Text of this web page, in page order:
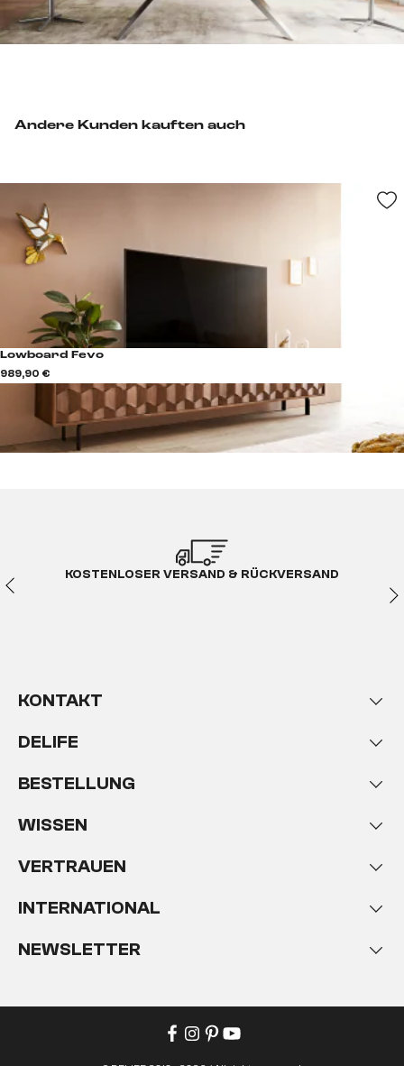
Andere Kunden kauften auch
Lowboard Fevo
989,90 €
KOSTENLOSER VERSAND & RÜCKVERSAND
KONTAKT
DELIFE
BESTELLUNG
WISSEN
VERTRAUEN
INTERNATIONAL
NEWSLETTER